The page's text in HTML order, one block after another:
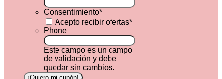
Consentimiento*
Acepto recibir ofertas*
Phone
Este campo es un campo
de validación y debe
quedar sin cambios.